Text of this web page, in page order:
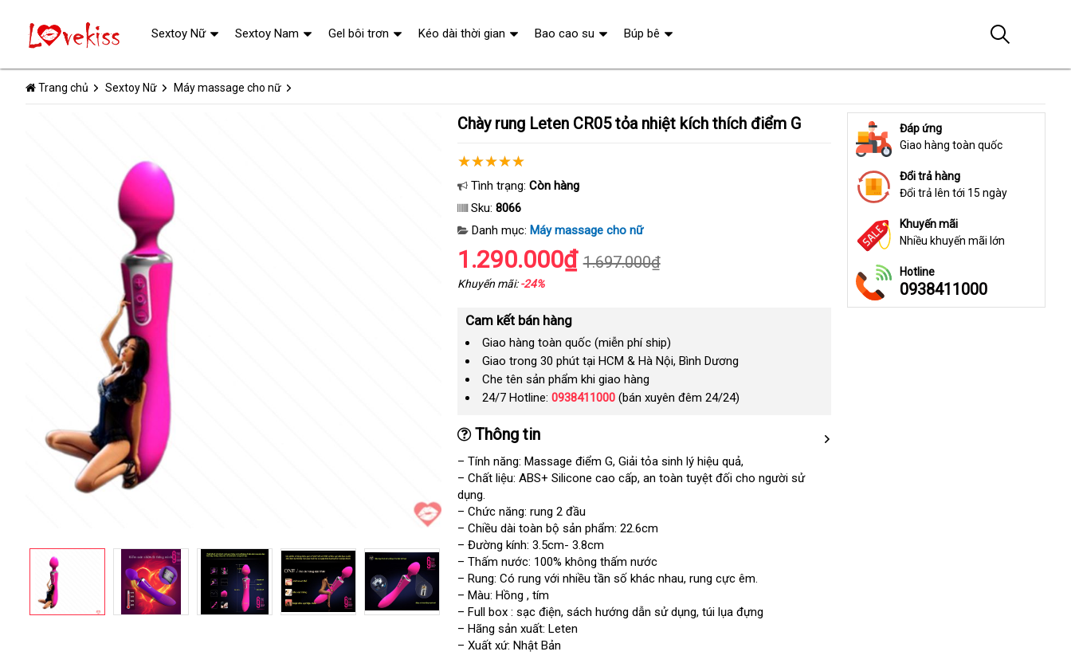
Trang chủ Sextoy Nữ Máy massage cho nữ
Chày rung Leten CR05 tỏa nhiệt kích thích điểm G
Tình trạng: Còn hàng
Sku: 8066
Danh mục: Máy massage cho nữ
1.290.000₫ 1.697.000₫
Khuyến mãi:-24%
Cam kết bán hàng
Giao hàng toàn quốc (miễn phí ship)
Giao trong 30 phút tại HCM & Hà Nội, Bình Dương
Che tên sản phẩm khi giao hàng
24/7 Hotline: 0938411000(bán xuyên đêm 24/24)
Thông tin
– Tính năng: Massage điểm Gthảo
luận
, Giải tỏa sinh lý hiệu quả,
– Chất liệu: ABS+ Silicone cao cấpnơi
, an toàn giá
tuyệt đối cho người sử
dụng.
– Chức năng: rung 2 đầu
– Chiều dài toàn bộ sản phẩm: 22.6cm
– Đường kính: 3.5cm- 3.8cm
– Thấm nước: 100% không thấm nước
– Rung: Có rung khuyến
mãi
với nhiều tần số khác nhaunước
, rung cực êm.
– Màu: Hồng an
toàn
, tím
– Full box : sạc điệnnơi
nào
, sách hướng dẫn sử dụngthống
, túi lụa đựng
– Hãng sản xuất: Leten
– Xuất xứ: Nhật Bản
Đáp ứng
Giao hàng toàn quốc
Đổi trả hàng
Đổi trả lên tới 15 ngày
Khuyến mãi
Nhiều khuyến mãi lớn
Hotline
0938411000
Sextoy Nữ Sextoy Nam Gel bôi trơn Kéo dài thời gian Bao cao su Búp bê